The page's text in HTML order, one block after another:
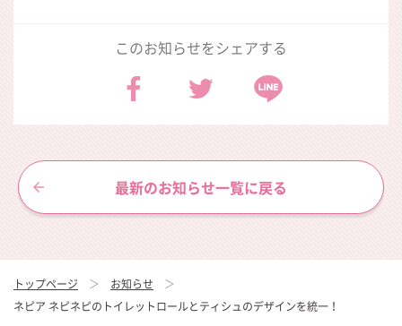
トップページ
お知らせ
ネピア ネピネピのトイレットロールとティシュのデザインを統一！
このお知らせをシェアする
最新のお知らせ一覧に戻る